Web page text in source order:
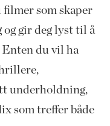
som skaper
og gir deg lyst til å
du vil ha
underholdning,
som treffer både